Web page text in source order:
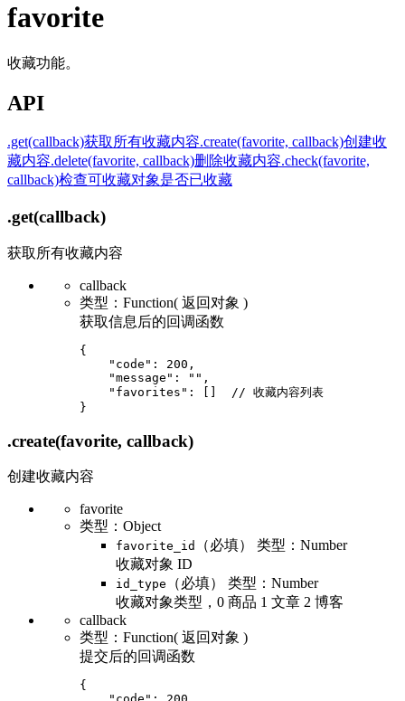
favorite
收藏功能。
API
.get(callback)获取所有收藏内容.create(favorite, callback)创建收
藏内容.delete(favorite, callback)删除收藏内容.check(favorite,
callback)检查可收藏对象是否已收藏
.get(callback)
获取所有收藏内容
callback
类型：Function( 返回对象 )
获取信息后的回调函数
{
    "code": 200,
    "message": "",
    "favorites": []  // 收藏内容列表
.create(favorite, callback)
创建收藏内容
favorite
类型：Object
favorite_id
（必填） 类型：Number
收藏对象 ID
id_type
（必填） 类型：Number
收藏对象类型，0 商品 1 文章 2 博客
callback
类型：Function( 返回对象 )
提交后的回调函数
{